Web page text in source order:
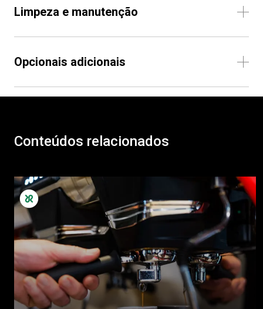
Limpeza e manutenção
Opcionais adicionais
Conteúdos relacionados